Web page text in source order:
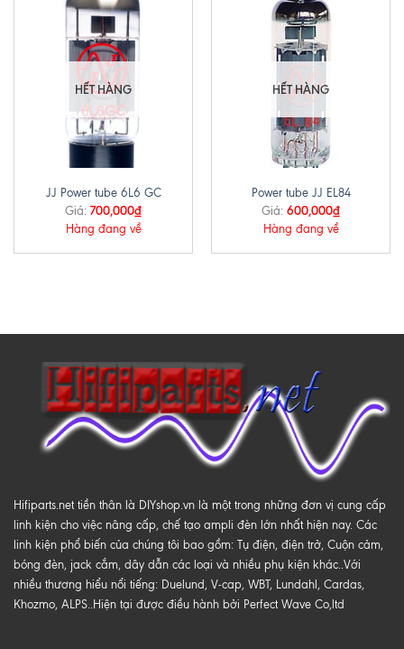
HẾT HÀNG
JJ Power tube 6L6 GC
Giá: 700,000₫
Hàng đang về
HẾT HÀNG
Power tube JJ EL84
Giá: 600,000₫
Hàng đang về
Hifiparts.net tiền thân là DIYshop.vn là một trong những đơn vị cung cấp
linh kiện cho việc nâng cấp, chế tạo ampli đèn lớn nhất hiện nay. Các
linh kiện phổ biến của chúng tôi bao gồm: Tụ điện, điện trở, Cuộn cảm,
bóng đèn, jack cắm, dây dẫn các loại và nhiều phụ kiện khác..Với
nhiều thương hiểu nổi tiếng: Duelund, V-cap, WBT, Lundahl, Cardas,
Khozmo, ALPS..Hiện tại được điều hành bởi Perfect Wave Co,ltd